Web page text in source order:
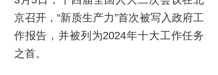
京召开，“新质生产力”首次被写入政府工
作报告，并被列为2024年十大工作任务
之首。